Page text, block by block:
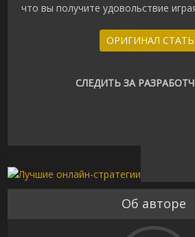
что вы получите удовольствие
ОРИГИНАЛ
СЛЕДИТЬ ЗА
Об авторе